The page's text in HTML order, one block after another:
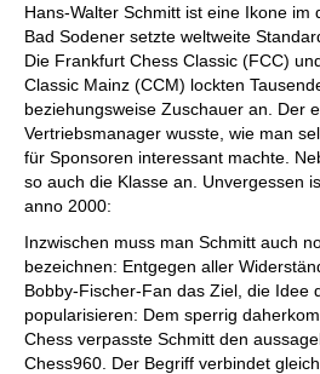
Hans-Walter Schmitt ist eine Ikone im
Bad Sodener setzte weltweite
Die Frankfurt Chess Classic (FCC)
Classic Mainz (CCM) lockten
beziehungsweise Zuschauer an. Der
Vertriebsmanager wusste, wie man
für Sponsoren interessant machte.
so auch die Klasse an. Unvergessen
anno 2000:
Inzwischen muss man Schmitt auch
bezeichnen: Entgegen aller
Bobby-Fischer-Fan das Ziel, die Idee
popularisieren: Dem sperrig
Chess verpasste Schmitt den
Chess960. Der Begriff verbindet